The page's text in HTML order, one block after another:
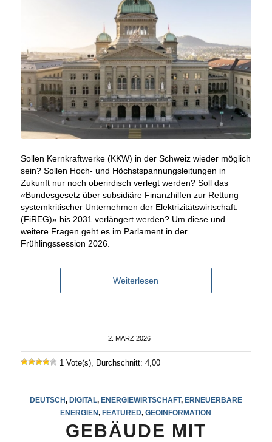
Sollen Kernkraftwerke (KKW) in der Schweiz wieder möglich
sein? Sollen Hoch- und Höchstspannungsleitungen in
Zukunft nur noch oberirdisch verlegt werden? Soll das
«Bundesgesetz über subsidiäre Finanzhilfen zur Rettung
systemkritischer Unternehmen der Elektrizitätswirtschaft.
(FiREG)» bis 2031 verlängert werden? Um diese und
weitere Fragen geht es im Parlament in der
Frühlingssession 2026.
Weiterlesen
2. MÄRZ 2026
/
1 Vote(s), Durchschnitt: 4,00
DEUTSCH, DIGITAL, ENERGIEWIRTSCHAFT, ERNEUERBARE
ENERGIEN, FEATURED,GEOINFORMATION
GEBÄUDE MIT